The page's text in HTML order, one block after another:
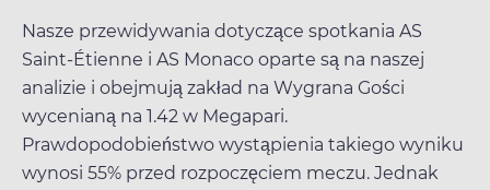
Nasze przewidywania dotyczące spotkania AS
Saint-Étienne i AS Monaco oparte są na naszej
analizie i obejmują zakład na Wygrana Gości
wycenianą na 1.42 w Megapari.
Prawdopodobieństwo wystąpienia takiego wyniku
wynosi 55% przed rozpoczęciem meczu. Jednak